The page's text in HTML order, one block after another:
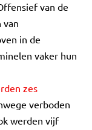
van de
van
in de
vaker hun
zes
verboden
werden vijf